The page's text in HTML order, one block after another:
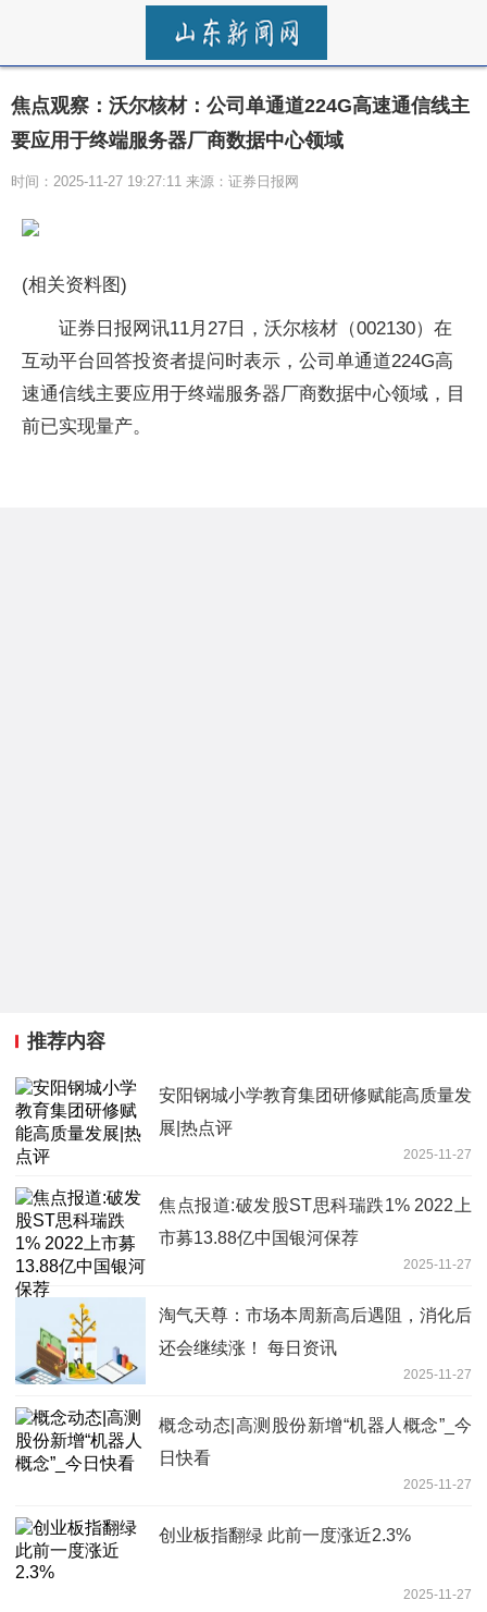
焦点观察：沃尔核材：公司单通道224G高速通信线主
要应用于终端服务器厂商数据中心领域
时间：2025-11-27 19:27:11 来源：证券日报网
(相关资料图)
证券日报网讯11月27日，沃尔核材（002130）在
互动平台回答投资者提问时表示，公司单通道224G高
速通信线主要应用于终端服务器厂商数据中心领域，目
前已实现量产。
推荐内容
安阳钢城小学教育集团研修赋能高质量发
展|热点评
2025-11-27
焦点报道:破发股ST思科瑞跌1% 2022上
市募13.88亿中国银河保荐
2025-11-27
淘气天尊：市场本周新高后遇阻，消化后
还会继续涨！ 每日资讯
2025-11-27
概念动态|高测股份新增“机器人概念”_今
日快看
2025-11-27
创业板指翻绿 此前一度涨近2.3%
2025-11-27